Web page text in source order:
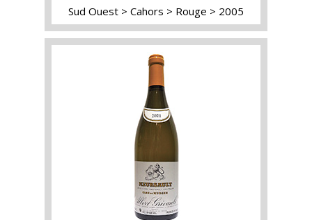
Sud Ouest Cahors Rouge 2005